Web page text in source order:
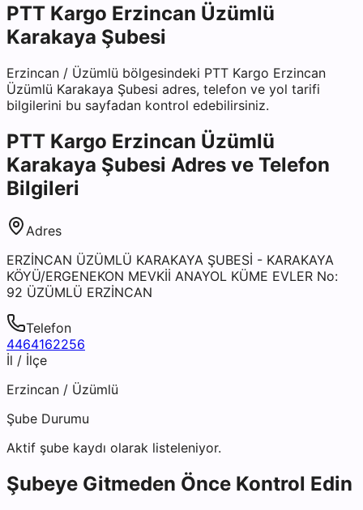
PTT Kargo Erzincan Üzümlü
Karakaya Şubesi
Erzincan / Üzümlü bölgesindeki PTT Kargo Erzincan
Üzümlü Karakaya Şubesi adres, telefon ve yol tarifi
bilgilerini bu sayfadan kontrol edebilirsiniz.
PTT Kargo Erzincan Üzümlü
Karakaya Şubesi Adres ve Telefon
Bilgileri
Adres
ERZİNCAN ÜZÜMLÜ KARAKAYA ŞUBESİ - KARAKAYA
KÖYÜ/ERGENEKON MEVKİİ ANAYOL KÜME EVLER No:
92 ÜZÜMLÜ ERZİNCAN
Telefon
4464162256
İl / İlçe
Erzincan / Üzümlü
Şube Durumu
Aktif şube kaydı olarak listeleniyor.
Şubeye Gitmeden Önce Kontrol Edin